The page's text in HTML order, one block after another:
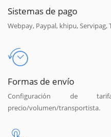
Sistemas de pago
Webpay, Paypal, khipu, Servipag,
Formas de envío
Configuración de
precio/volumen/transportista.